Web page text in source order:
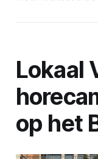
Lokaal
op het